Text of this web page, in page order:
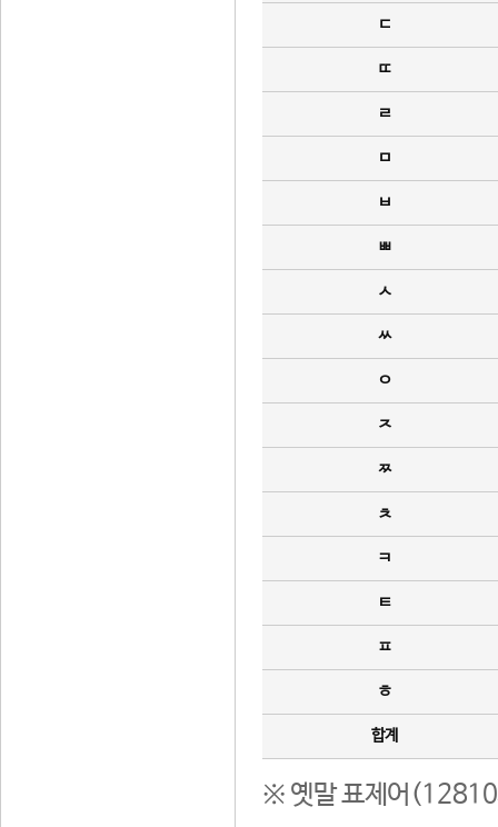
ㄷ
ㄸ
ㄹ
ㅁ
ㅂ
ㅃ
ㅅ
ㅆ
ㅇ
ㅈ
ㅉ
ㅊ
ㅋ
ㅌ
ㅍ
ㅎ
합계
※ 옛말 표제어(12810